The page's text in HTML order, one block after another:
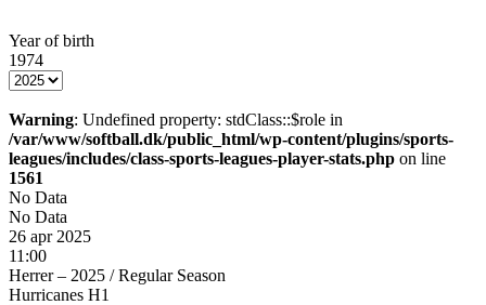
Year of birth
1974
Warning: Undefined property: stdClass::$role in
/var/www/softball.dk/public_html/wp-content/plugins/sports-
leagues/includes/class-sports-leagues-player-stats.php on line
1561
No Data
No Data
26 apr 2025
11:00
Herrer – 2025 /Regular Season
Hurricanes H1